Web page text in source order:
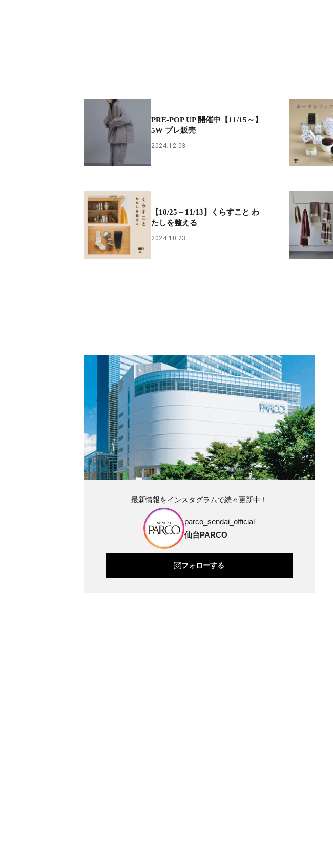
PRE-POP UP 開催中【11/15～】
5W プレ販売
2024.12.03
【10/25～11/13】くらすこと わ
たしを整える
2024.10.23
最新情報をインスタグラムで続々更新中！
parco_sendai_official
仙台PARCO
フォローする